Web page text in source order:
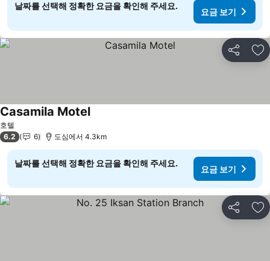
날짜를 선택해 정확한 요금을 확인해 주세요.
요금 보기
공유 즐
호텔
Casamila Motel요금 보기
6.2 6 도심에서 4.3km
날짜를 선택해 정확한 요금을 확인해 주세요.
요금 보기
공유 즐